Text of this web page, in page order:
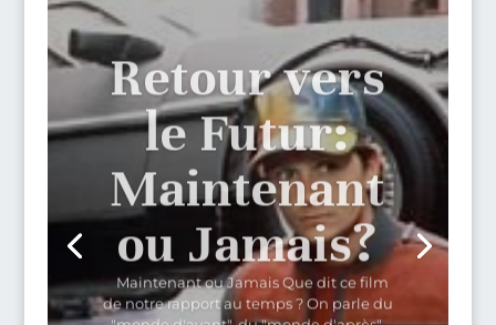
Retour vers
le Futur:
Maintenant
ou Jamais?
Maintenant ou Jamais Que dit ce film
de notre rapport au temps ? On parle du
"monde d'avant", du "monde d'après",